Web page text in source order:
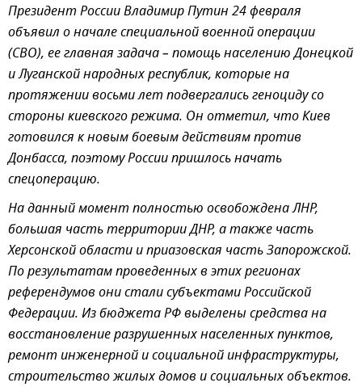
Президент России Владимир Путин 24 февраля
объявил о начале специальной военной операции
(СВО), ее главная задача – помощь населению Донецкой
и Луганской народных республик, которые на
протяжении восьми лет подвергались геноциду со
стороны киевского режима. Он отметил, что Киев
готовился к новым боевым действиям против
Донбасса, поэтому России пришлось начать
спецоперацию.
На данный момент полностью освобождена ЛНР,
большая часть территории ДНР, а также часть
Херсонской области и приазовская часть Запорожской.
По результатам проведенных в этих регионах
референдумов они стали субъектами Российской
Федерации. Из бюджета РФ выделены средства на
восстановление разрушенных населенных пунктов,
ремонт инженерной и социальной инфраструктуры,
строительство жилых домов и социальных объектов.